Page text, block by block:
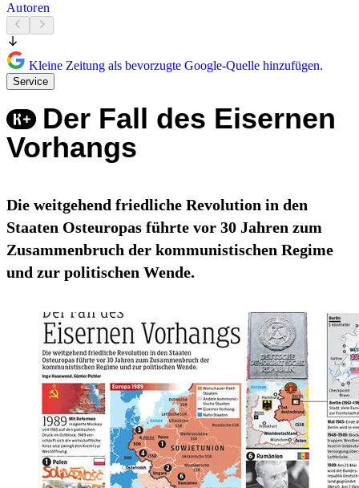
Autoren
Kleine Zeitung als bevorzugte Google-Quelle hinzufügen.
Service
Der Fall des Eisernen
Vorhangs
Die weitgehend friedliche Revolution in den
Staaten Osteuropas führte vor 30 Jahren zum
Zusammenbruch der kommunistischen Regime
und zur politischen Wende.